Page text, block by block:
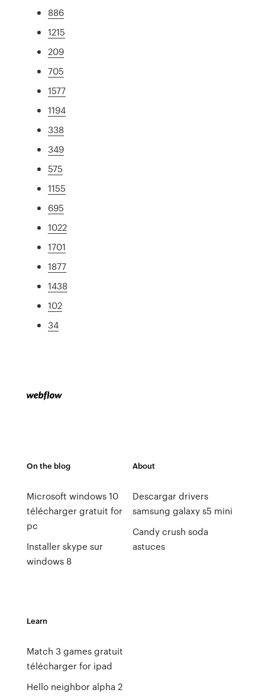
886
1215
209
705
1577
1194
338
349
575
1155
695
1022
1701
1877
1438
102
34
On the blog
Microsoft windows 10
télécharger gratuit for
pc
Installer skype sur
windows 8
About
Descargar drivers
samsung galaxy s5 mini
Candy crush soda
astuces
Learn
Match 3 games gratuit
télécharger for ipad
Hello neighbor alpha 2